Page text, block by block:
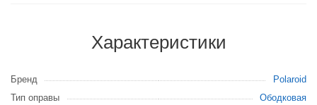
Характеристики
Бренд
Polaroid
Тип оправы
Ободковая